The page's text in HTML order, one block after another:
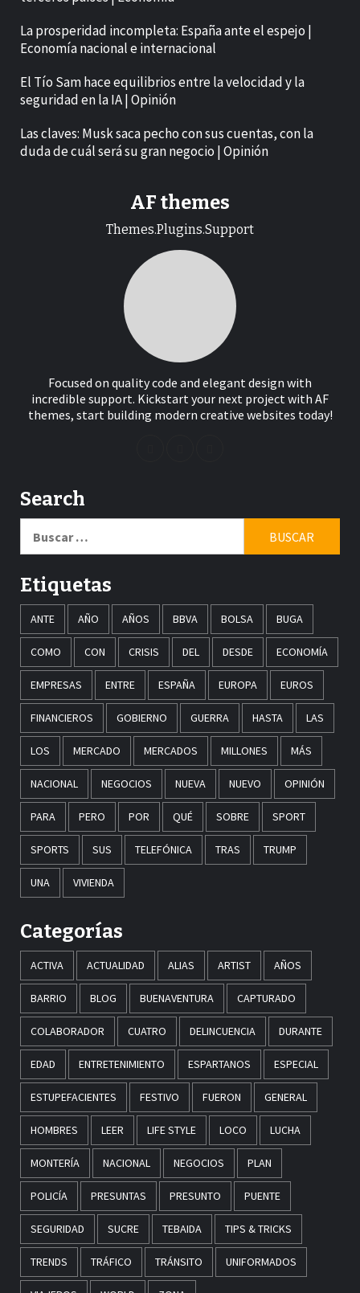
La prosperidad incompleta: España ante el espejo |
Economía nacional e internacional
El Tío Sam hace equilibrios entre la velocidad y la
seguridad en la IA | Opinión
Las claves: Musk saca pecho con sus cuentas, con la
duda de cuál será su gran negocio | Opinión
AF themes
Themes.Plugins.Support
Focused on quality code and elegant design with
incredible support. Kickstart your next project with AF
themes, start building modern creative websites today!
Search
Etiquetas
ANTE AÑO AÑOS BBVA BOLSA BUGA
COMO CON CRISIS DEL DESDE ECONOMÍA
EMPRESAS ENTRE ESPAÑA EUROPA EUROS
FINANCIEROS GOBIERNO GUERRA HASTA LAS
LOS MERCADO MERCADOS MILLONES MÁS
NACIONAL NEGOCIOS NUEVA NUEVO OPINIÓN
PARA PERO POR QUÉ SOBRE SPORT
SPORTS SUS TELEFÓNICA TRAS TRUMP
UNA VIVIENDA
Categorías
ACTIVA ACTUALIDAD ALIAS ARTIST AÑOS
BARRIO BLOG BUENAVENTURA CAPTURADO
COLABORADOR CUATRO DELINCUENCIA DURANTE
EDAD ENTRETENIMIENTO ESPARTANOS ESPECIAL
ESTUPEFACIENTES FESTIVO FUERON GENERAL
HOMBRES LEER LIFE STYLE LOCO LUCHA
MONTERÍA NACIONAL NEGOCIOS PLAN
POLICÍA PRESUNTAS PRESUNTO PUENTE
SEGURIDAD SUCRE TEBAIDA TIPS & TRICKS
TRENDS TRÁFICO TRÁNSITO UNIFORMADOS